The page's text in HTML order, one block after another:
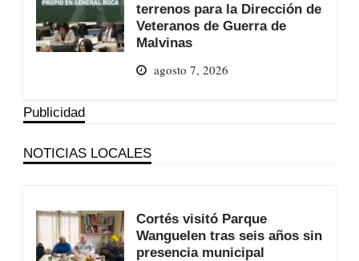
terrenos para la Dirección de
Veteranos de Guerra de
Malvinas
agosto 7, 2026
Publicidad
NOTICIAS LOCALES
Cortés visitó Parque
Wanguelen tras seis años sin
presencia municipal